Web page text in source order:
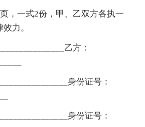
，一式2份，甲、乙双方各执一
力。
乙方：
身份证号：
身份证号：